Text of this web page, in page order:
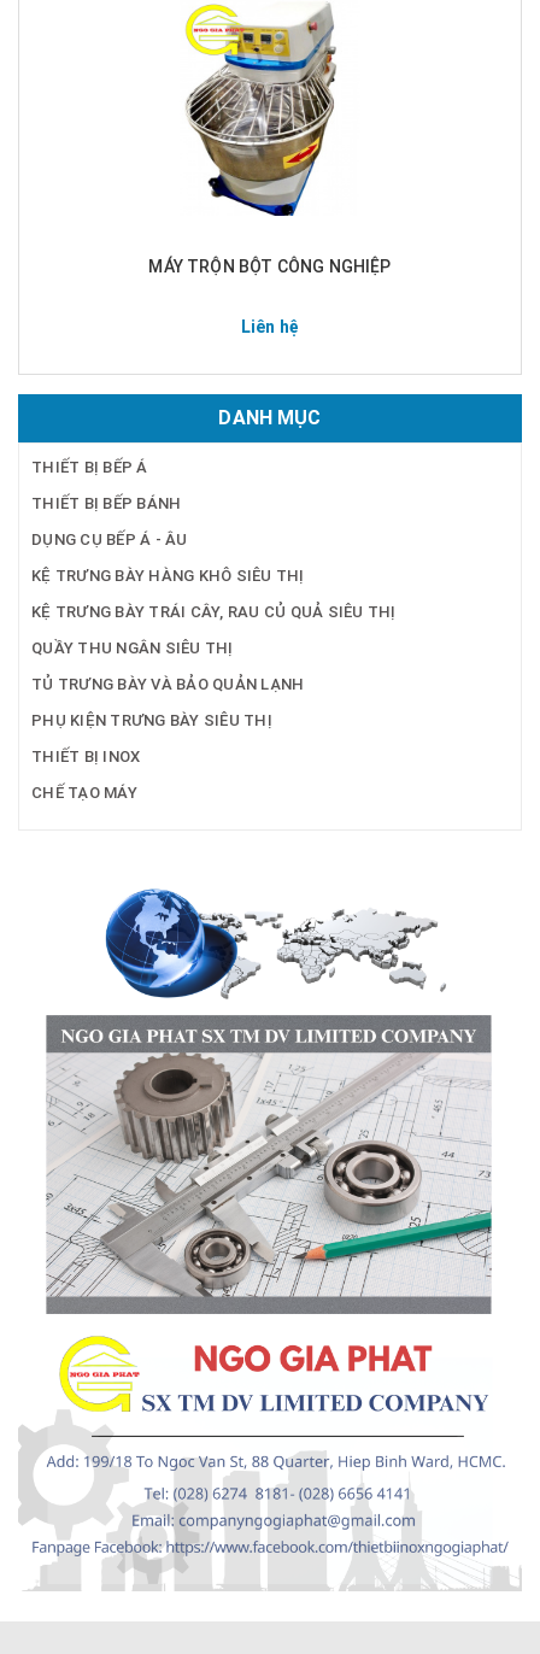
MÁY TRỘN BỘT CÔNG NGHIỆP
Liên hệ
DANH MỤC
THIẾT BỊ BẾP Á
THIẾT BỊ BẾP BÁNH
DỤNG CỤ BẾP Á - ÂU
KỆ TRƯNG BÀY HÀNG KHÔ SIÊU THỊ
KỆ TRƯNG BÀY TRÁI CÂY, RAU CỦ QUẢ SIÊU THỊ
QUẦY THU NGÂN SIÊU THỊ
TỦ TRƯNG BÀY VÀ BẢO QUẢN LẠNH
PHỤ KIỆN TRƯNG BÀY SIÊU THỊ
THIẾT BỊ INOX
CHẾ TẠO MÁY